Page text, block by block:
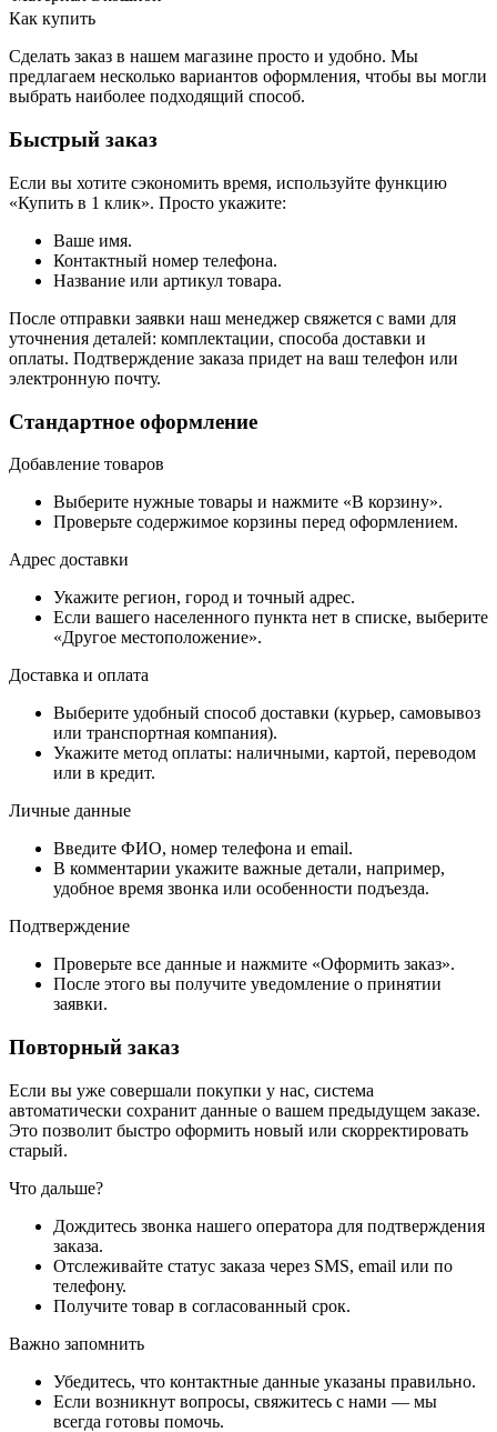
Как купить
Сделать заказ в нашем магазине просто и удобно. Мы
предлагаем несколько вариантов оформления, чтобы вы могли
выбрать наиболее подходящий способ.
Быстрый заказ
Если вы хотите сэкономить время, используйте функцию
«Купить в 1 клик». Просто укажите:
Ваше имя.
Контактный номер телефона.
Название или артикул товара.
После отправки заявки наш менеджер свяжется с вами для
уточнения деталей: комплектации, способа доставки и
оплаты. Подтверждение заказа придет на ваш телефон или
электронную почту.
Стандартное оформление
Добавление товаров
Выберите нужные товары и нажмите «В корзину».
Проверьте содержимое корзины перед оформлением.
Адрес доставки
Укажите регион, город и точный адрес.
Если вашего населенного пункта нет в списке, выберите
«Другое местоположение».
Доставка и оплата
Выберите удобный способ доставки (курьер, самовывоз
или транспортная компания).
Укажите метод оплаты: наличными, картой, переводом
или в кредит.
Личные данные
Введите ФИО, номер телефона и email.
В комментарии укажите важные детали, например,
удобное время звонка или особенности подъезда.
Подтверждение
Проверьте все данные и нажмите «Оформить заказ».
После этого вы получите уведомление о принятии
заявки.
Повторный заказ
Если вы уже совершали покупки у нас, система
автоматически сохранит данные о вашем предыдущем заказе.
Это позволит быстро оформить новый или скорректировать
старый.
Что дальше?
Дождитесь звонка нашего оператора для подтверждения
заказа.
Отслеживайте статус заказа через SMS, email или по
телефону.
Получите товар в согласованный срок.
Важно запомнить
Убедитесь, что контактные данные указаны правильно.
Если возникнут вопросы, свяжитесь с нами — мы
всегда готовы помочь.